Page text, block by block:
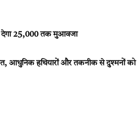
देगा ₹25,000 तक मुआवजा
आधुनिक हथियारों और तकनीक से दुश्मनों को